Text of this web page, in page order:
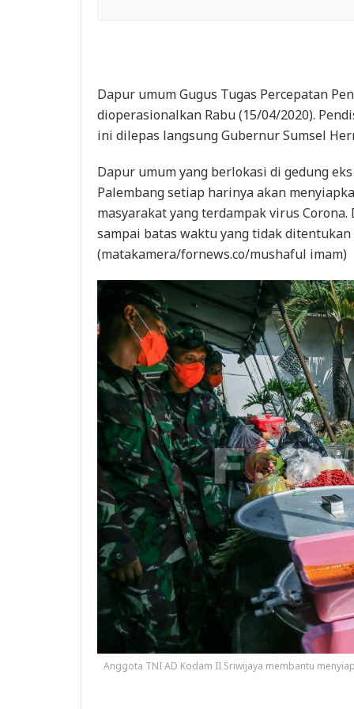
Dapur umum Gugus Tugas Percepatan
dioperasionalkan Rabu (15/04/2020).
ini dilepas langsung Gubernur Sumsel
Dapur umum yang berlokasi di gedung
Palembang setiap harinya akan
masyarakat yang terdampak virus
sampai batas waktu yang tidak
(matakamera/fornews.co/mushaful imam)
Anggota TNI AD Kodam II Sriwijaya membantu